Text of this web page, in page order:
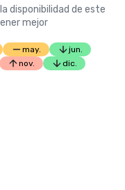
disponibilidad de este
mejor
may.
jun.
nov. dic.